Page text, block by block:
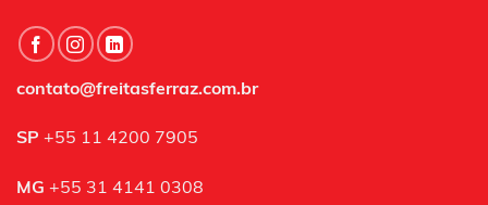
contato@freitasferraz.com.br
SP +55 11 4200 7905
MG +55 31 4141 0308